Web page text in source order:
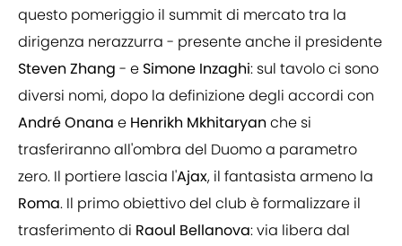
questo pomeriggio il summit di mercato tra la
dirigenza nerazzurra - presente anche il presidente
Steven Zhang - e Simone Inzaghi: sul tavolo ci sono
diversi nomi, dopo la definizione degli accordi con
André Onana e Henrikh Mkhitaryan che si
trasferiranno all'ombra del Duomo a parametro
zero. Il portiere lascia l'Ajax, il fantasista armeno la
Roma. Il primo obiettivo del club è formalizzare il
trasferimento di Raoul Bellanova: via libera dal